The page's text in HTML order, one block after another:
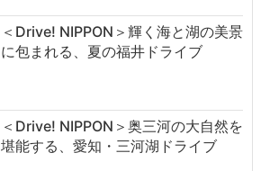
＜Drive! NIPPON＞輝く海と湖の美景
に包まれる、夏の福井ドライブ
＜Drive! NIPPON＞奥三河の大自然を
堪能する、愛知・三河湖ドライブ